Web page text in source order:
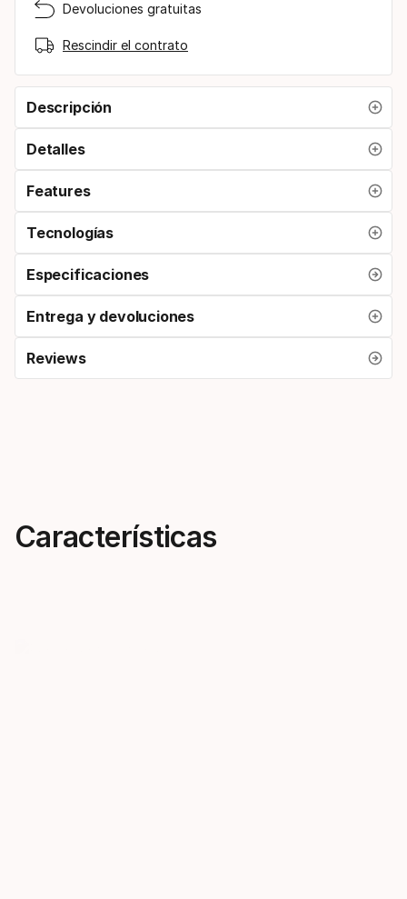
Devoluciones gratuitas
Rescindir el contrato
Descripción
Detalles
Features
Tecnologías
Especificaciones
Entrega y devoluciones
Reviews
Características